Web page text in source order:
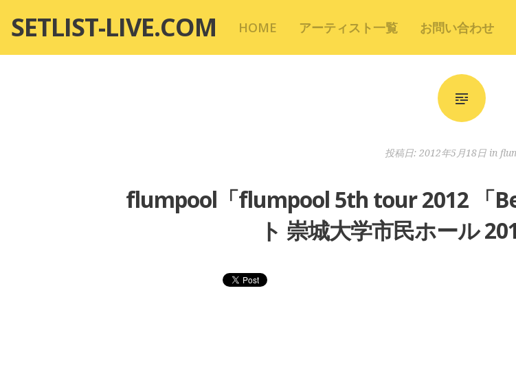
テ
SETLIST-LIVE.COM HOME アーティスト一覧 お問い合わせ
投稿日: 2012年5月18日in
flumpool「flumpool 5th tour 2012 「
ト 崇城大学市民ホール